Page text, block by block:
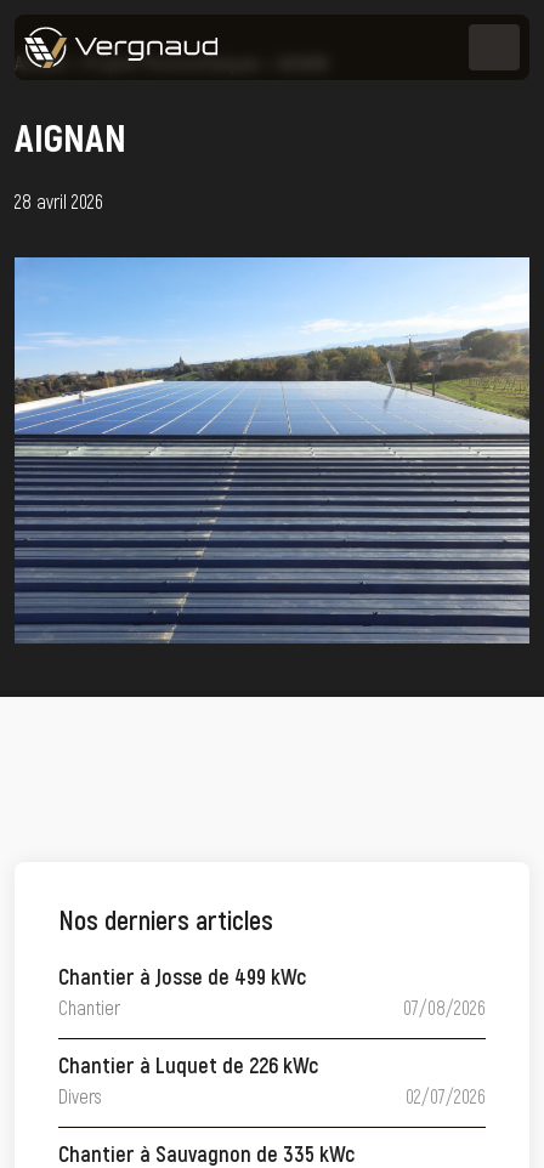
Accueil Projets Photovoltaïques
AIGNAN
28 avril 2026
Nos derniers articles
Chantier à Josse de 499 kWc
Chantier 07/08/2026
Chantier à Luquet de 226 kWc
Divers 02/07/2026
Chantier à Sauvagnon de 335 kWc